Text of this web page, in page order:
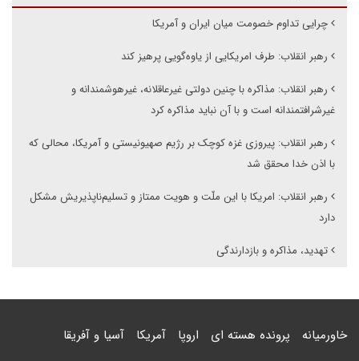
چرایی تداوم خصومت میان ایران و آمریکا
رهبر انقلاب: طرف امریکایی از یاوه‌گویی پرهیز کند
رهبر انقلاب: مذاکره با چنین دولتی غیرعاقلانه، غیرهوشمندانه و
غیرشرافتمندانه است و با آن نباید مذاکره کرد
رهبر انقلاب: پیروزی غزه کوچک بر رژیم صهیونیستی و آمریکا، محالی که
با اذن خدا محقق شد
رهبر انقلاب: امریکا با این ملّت و هویت ممتاز و تسلیم‌ناپذیریش مشکل
دارد
تهدید، مذاکره و بازدارندگی
خاورمیانه پرونده هسته ای اروپا آمریکا آسیا و آفریقا